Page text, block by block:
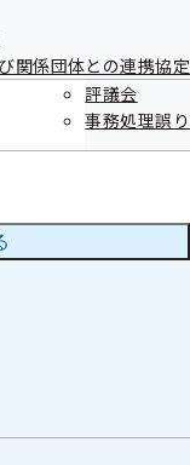
関係団体との連携協定
評議会
事務処理誤り
）に健診結果の送